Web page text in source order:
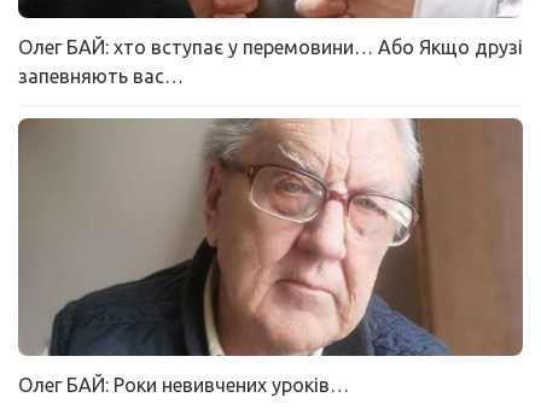
Олег БАЙ: хто вступає у перемовини… Або Якщо друзі
запевняють вас…
Олег БАЙ: Роки невивчених уроків…